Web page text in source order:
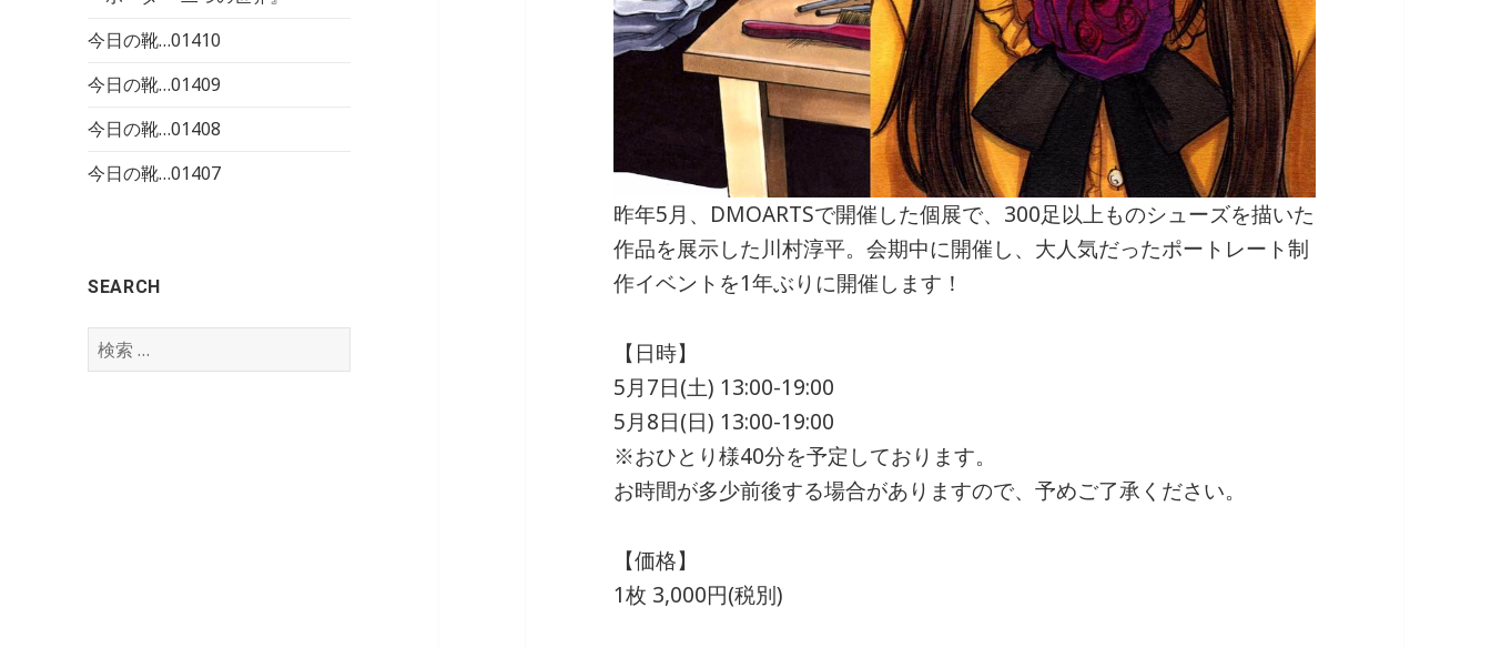
今日の靴…01410
今日の靴…01409
今日の靴…01408
今日の靴…01407
SEARCH
検
索
昨年5月、DMOARTSで開催した個展で、300足以上ものシューズを描いた
作品を展示した川村淳平。会期中に開催し、大人気だったポートレート制
作イベントを1年ぶりに開催します！
【日時】
5月7日(土) 13:00-19:00
5月8日(日) 13:00-19:00
※おひとり様40分を予定しております。
お時間が多少前後する場合がありますので、予めご了承ください。
【価格】
1枚 3,000円(税別)